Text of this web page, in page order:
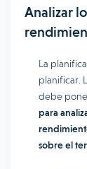
Analizar
La
planificar.
debe
para
sobre el